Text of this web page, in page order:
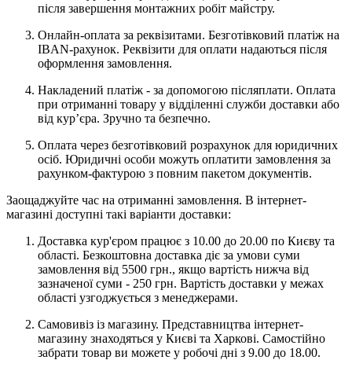
після завершення монтажних робіт майстру.
Онлайн-оплата за реквізитами. Безготівковий платіж на
IBAN-рахунок. Реквізити для оплати надаються після
оформлення замовлення.
Накладений платіж - за допомогою післяплати. Оплата
при отриманні товару у відділенні служби доставки або
від кур’єра. Зручно та безпечно.
Оплата через безготівковий розрахунок для юридичних
осіб. Юридичні особи можуть оплатити замовлення за
рахунком-фактурою з повним пакетом документів.
Заощаджуйте час на отриманні замовлення. В інтернет-
магазині доступні такі варіанти доставки:
Доставка кур'єром працює з 10.00 до 20.00 по Києву та
області. Безкоштовна доставка діє за умови суми
замовлення від 5500 грн., якщо вартість нижча від
зазначеної суми - 250 грн. Вартість доставки у межах
області узгоджується з менеджерами.
Самовивіз із магазину. Представництва інтернет-
магазину знаходяться у Києві та Харкові. Самостійно
забрати товар ви можете у робочі дні з 9.00 до 18.00.